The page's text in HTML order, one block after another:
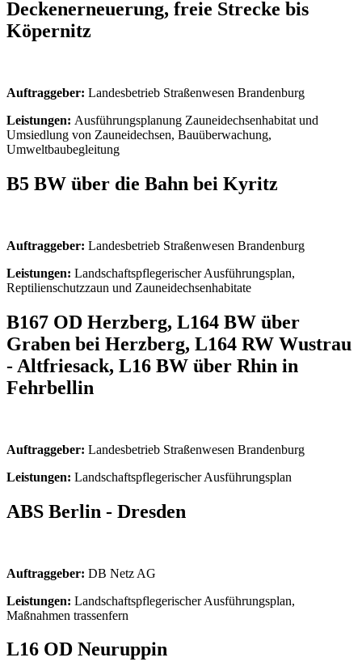
Deckenerneuerung, freie Strecke bis
Köpernitz
Auftraggeber: Landesbetrieb Straßenwesen Brandenburg
Leistungen: Ausführungsplanung Zauneidechsenhabitat und
Umsiedlung von Zauneidechsen, Bauüberwachung,
Umweltbaubegleitung
B5 BW über die Bahn bei Kyritz
Auftraggeber: Landesbetrieb Straßenwesen Brandenburg
Leistungen: Landschaftspflegerischer Ausführungsplan,
Reptilienschutzzaun und Zauneidechsenhabitate
B167 OD Herzberg, L164 BW über
Graben bei Herzberg, L164 RW Wustrau
- Altfriesack, L16 BW über Rhin in
Fehrbellin
Auftraggeber: Landesbetrieb Straßenwesen Brandenburg
Leistungen: Landschaftspflegerischer Ausführungsplan
ABS Berlin - Dresden
Auftraggeber: DB Netz AG
Leistungen: Landschaftspflegerischer Ausführungsplan,
Maßnahmen trassenfern
L16 OD Neuruppin